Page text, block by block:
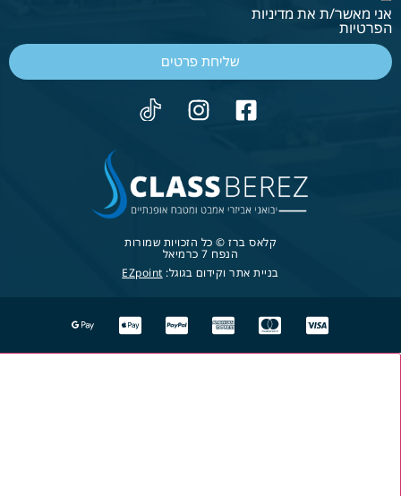
אני מאשר/ת את מדיניות
הפרטיות
שליחת פרטים
קלאס ברז © כל הזכויות שמורות
הנפח 7 כרמיאל
בניית אתר וקידום בגוגל: EZpoint